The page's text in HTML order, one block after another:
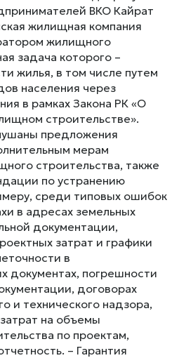
ВКО Кайрат
жилищная компания
жилищного
задача которого –
жилья, в том числе путем
населения через
в рамках Закона РК «О
строительстве».
предложения
мерам
строительства, также
по устранению
среди типовых ошибок
в адресах земельных
документации,
затрат и графики
в
документах, погрешности
договорах
и технического надзора,
на объемы
по проектам,
– Гарантия